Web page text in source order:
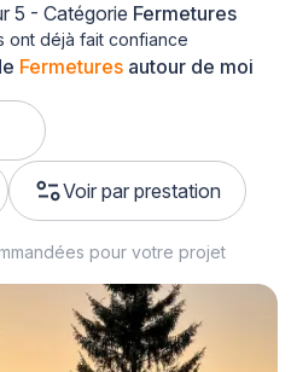
Fermetures autour de moi
Voir par prestation
5 - Catégorie Fermetures
ont déjà fait confiance
pour votre projet